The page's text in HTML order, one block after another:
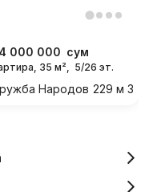
000 000 сум
35 м², 5/26 эт.
Народов 229 м 3